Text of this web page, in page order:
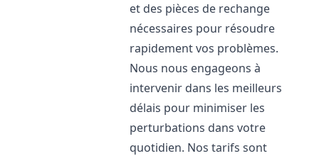
et des pièces de rechange
nécessaires pour résoudre
rapidement vos problèmes.
Nous nous engageons à
intervenir dans les meilleurs
délais pour minimiser les
perturbations dans votre
quotidien. Nos tarifs sont